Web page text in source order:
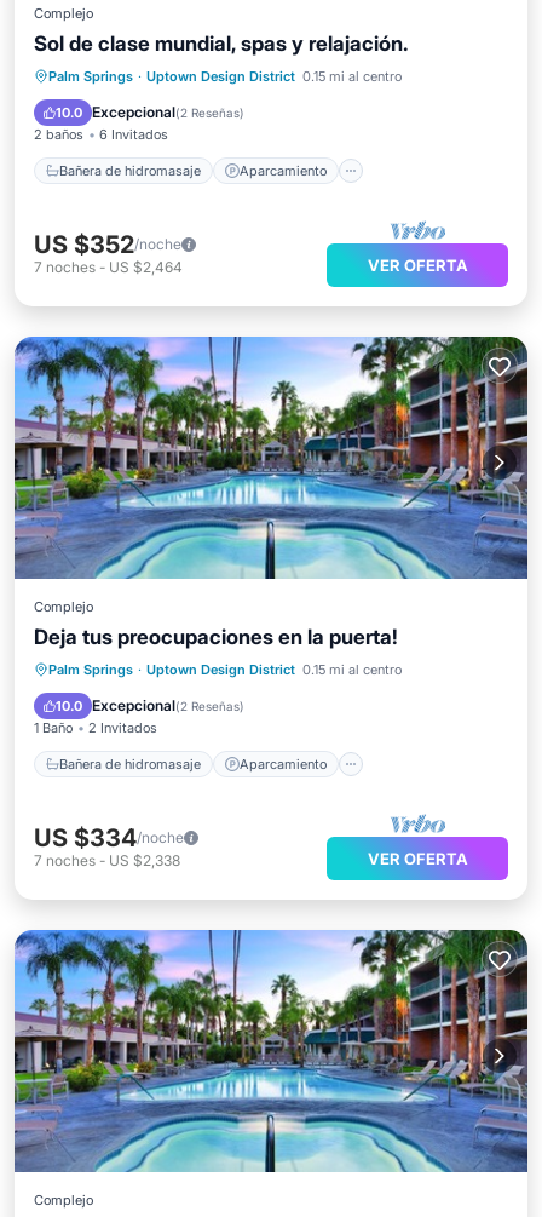
Complejo
Sol de clase mundial, spas y relajación.
Palm Springs · Uptown Design District 0.15 mi al centro
10.0 Excepcional(2 Reseñas)
2 baños 6 Invitados
Bañera de hidromasaje Aparcamiento
Bañera de hidromasaje
Aparcamiento
Piscina
Balcón/Terraza
US $352/noche
7 noches - US $2,464 VER OFERTA
Complejo
Deja tus preocupaciones en la puerta!
Palm Springs · Uptown Design District 0.15 mi al centro
10.0 Excepcional(2 Reseñas)
1 Baño 2 Invitados
Bañera de hidromasaje Aparcamiento
Bañera de hidromasaje
Aparcamiento
Piscina
Balcón/Terraza
US $334/noche
7 noches - US $2,338 VER OFERTA
Complejo